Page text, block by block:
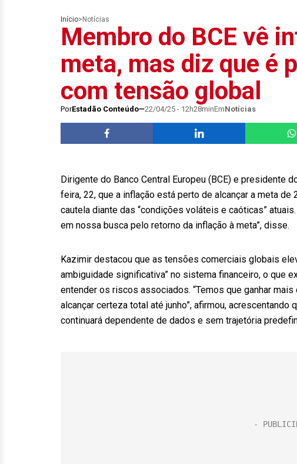
Início> Notícias
Membro do BCE vê
meta, mas diz que é
com tensão global
PorEstadão Conteúdo 22/04/25 - 12h28minEmNotícias
Dirigente do Banco Central Europeu (BCE) e presidente
feira, 22, que a inflação está perto de alcançar a meta
cautela diante das “condições voláteis e caóticas”
em nossa busca pelo retorno da inflação à meta”, disse.
Kazimir destacou que as tensões comerciais globais
ambiguidade significativa” no sistema financeiro, o que
entender os riscos associados. “Temos que ganhar
alcançar certeza total até junho”, afirmou, acrescentando
continuará dependente de dados e sem trajetória